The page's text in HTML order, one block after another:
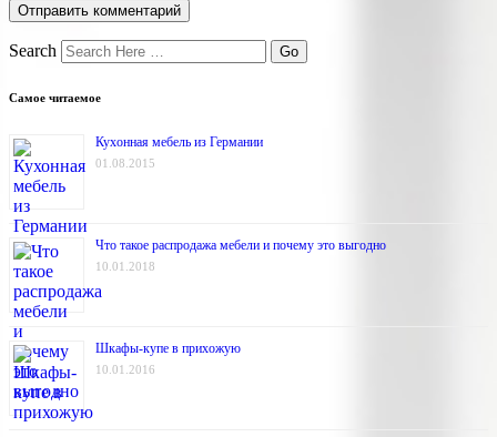
Search
Самое читаемое
Кухонная мебель из Германии
01.08.2015
Что такое распродажа мебели и почему это выгодно
10.01.2018
Шкафы-купе в прихожую
10.01.2016